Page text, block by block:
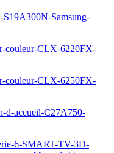
Samsung-
couleur-CLX-6220FX-
couleur-CLX-6250FX-
d-accueil-C27A750-
6-SMART-TV-3D-